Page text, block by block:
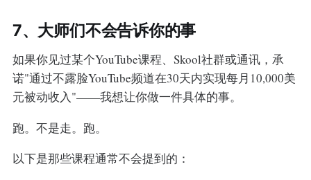
7、大师们不会告诉你的事
如果你见过某个YouTube课程、Skool社群或通讯，承
诺"通过不露脸YouTube频道在30天内实现每月10,000美
元被动收入"——我想让你做一件具体的事。
跑。不是走。跑。
以下是那些课程通常不会提到的：